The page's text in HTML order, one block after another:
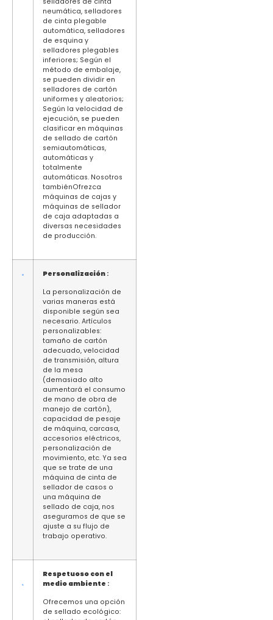
neumática, selladores
de cinta plegable
automática, selladores
de esquina y
selladores plegables
inferiores; Según el
método de embalaje,
se pueden dividir en
selladores de cartón
uniformes y aleatorios;
Según la velocidad de
ejecución, se pueden
clasificar en máquinas
de sellado de cartón
semiautomáticas,
automáticas y
totalmente
automáticas. Nosotros
tambiénOfrezca
máquinas de cajas y
máquinas de sellador
de caja adaptadas a
diversas necesidades
de producción.
Personalización :
La personalización de
varias maneras está
disponible según sea
necesario. Artículos
personalizables:
tamaño de cartón
adecuado, velocidad
de transmisión, altura
de la mesa
(demasiado alto
aumentará el consumo
de mano de obra de
manejo de cartón),
capacidad de pesaje
de máquina, carcasa,
accesorios eléctricos,
personalización de
movimiento, etc. Ya sea
que se trate de una
máquina de cinta de
sellador de casos o
una máquina de
sellado de caja, nos
aseguramos de que se
ajuste a su flujo de
trabajo operativo.
Respetuoso con el
medio ambiente :
Ofrecemos una opción
de sellado ecológico: